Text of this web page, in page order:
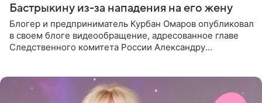
Бастрыкину из-за нападения на его жену
Блогер и предприниматель Курбан Омаров опубликовал
в своем блоге видеообращение, адресованное главе
Следственного комитета России Александру